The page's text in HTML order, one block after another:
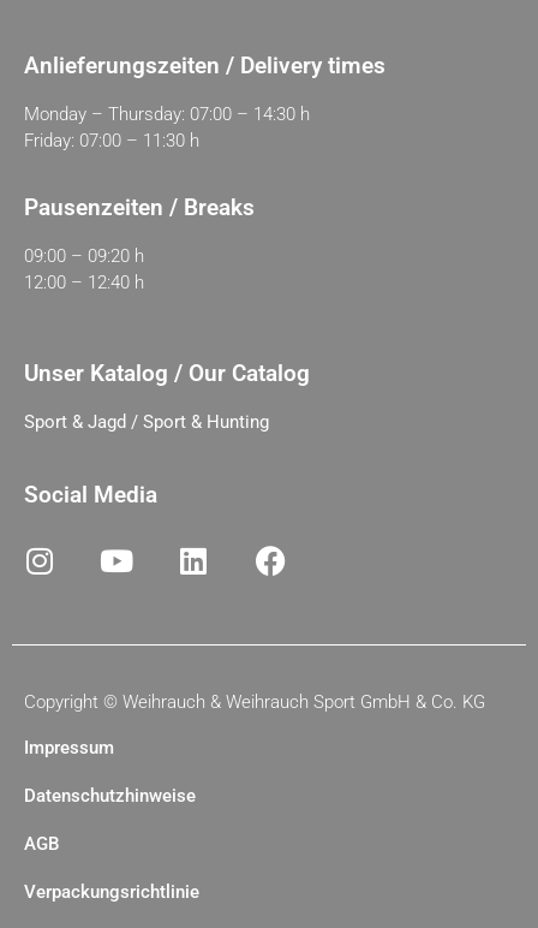
Anlieferungszeiten / Delivery times
Monday – Thursday: 07:00 – 14:30 h
Friday: 07:00 – 11:30 h
Pausenzeiten / Breaks
09:00 – 09:20 h
12:00 – 12:40 h
Unser Katalog / Our Catalog
Sport & Jagd / Sport & Hunting
Social Media
Copyright © Weihrauch & Weihrauch Sport GmbH & Co. KG
Impressum
Datenschutzhinweise
AGB
Verpackungsrichtlinie